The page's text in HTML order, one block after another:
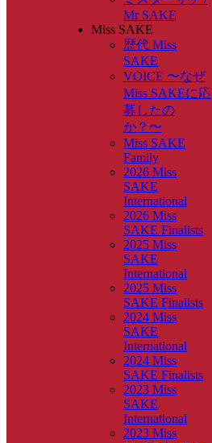
Mr SAKE
Miss SAKE
歴代 Miss
SAKE
VOICE 〜なぜ
Miss SAKEに応
募したの
か？〜
Miss SAKE
Family
2026 Miss
SAKE
International
2026 Miss
SAKE Finalists
2025 Miss
SAKE
International
2025 Miss
SAKE Finalists
2024 Miss
SAKE
International
2024 Miss
SAKE Finalists
2023 Miss
SAKE
International
2023 Miss